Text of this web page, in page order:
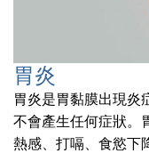
胃炎
胃炎是胃黏膜出現炎
不會產生任何症狀。
熱感、打嗝、食慾下